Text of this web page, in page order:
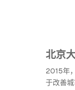
北京
2015年
于改善